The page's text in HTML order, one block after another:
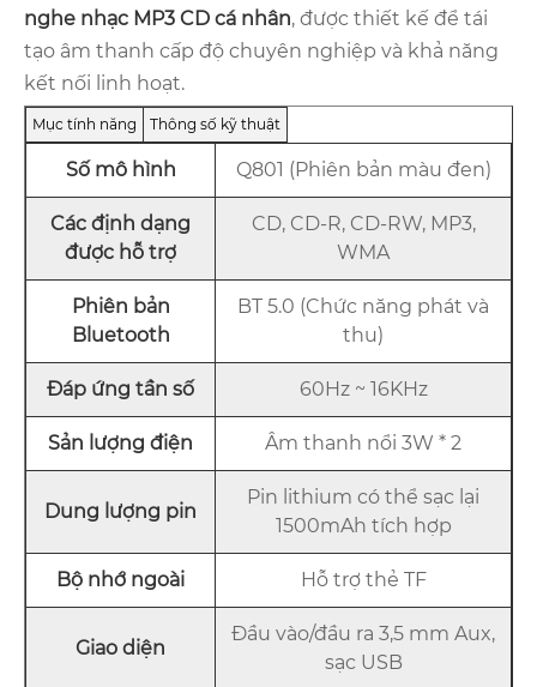
nghe nhạc MP3 CD cá nhân, được thiết kế để tái
tạo âm thanh cấp độ chuyên nghiệp và khả năng
kết nối linh hoạt.
Mục tính năng Thông số kỹ thuật
Số mô hình Q801 (Phiên bản màu đen)
Các định dạng
được hỗ trợ
CD, CD-R, CD-RW, MP3,
WMA
Phiên bản
Bluetooth
BT 5.0 (Chức năng phát và
thu)
Đáp ứng tần số 60Hz ~ 16KHz
Sản lượng điện Âm thanh nổi 3W * 2
Dung lượng pin
Pin lithium có thể sạc lại
1500mAh tích hợp
Bộ nhớ ngoài Hỗ trợ thẻ TF
Giao diện
Đầu vào/đầu ra 3,5 mm Aux,
sạc USB